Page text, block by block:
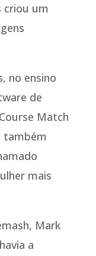
criou um
no ensino
de
Match
também
mais
Mark
a